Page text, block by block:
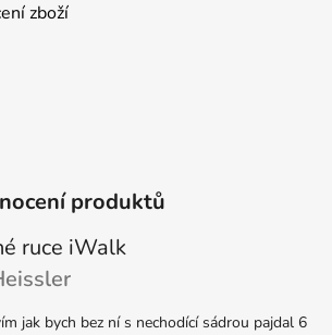
zboží
produktů
ruce iWalk
je 5 z 5 hvězdiček.
jak bych bez ní s nechodící sádrou pajdal 6